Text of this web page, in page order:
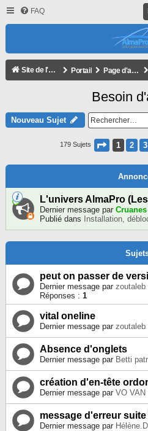
FAQ
Site de l'association Portail Page d'accueil du forum
Besoin
Nouveau Sujet
179 Sujets Page 1Sur
1 2 3
L'univers AlmaPro
Dernier message par Cruanes
Publié dans
Installation,
peut on passer de
Dernier message par zoutaleb
Réponses : 1
vital oneline
Dernier message par zoutaleb
Absence d'onglets
Dernier message par Betti
création d'en-tête
Dernier message par VO VAN
message d'erreur
Dernier message par